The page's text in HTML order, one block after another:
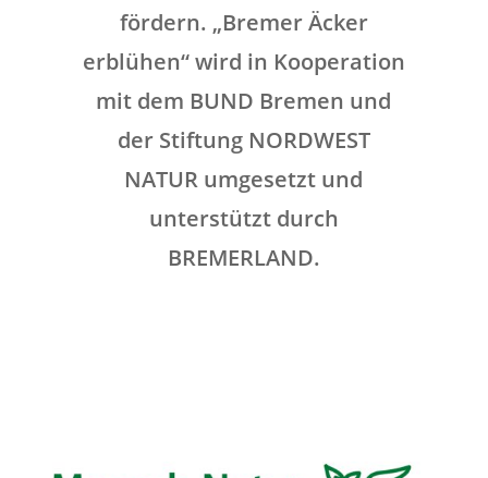
fördern. „Bremer Äcker
erblühen“ wird in Kooperation
mit dem BUND Bremen und
der Stiftung NORDWEST
NATUR umgesetzt und
unterstützt durch
BREMERLAND.